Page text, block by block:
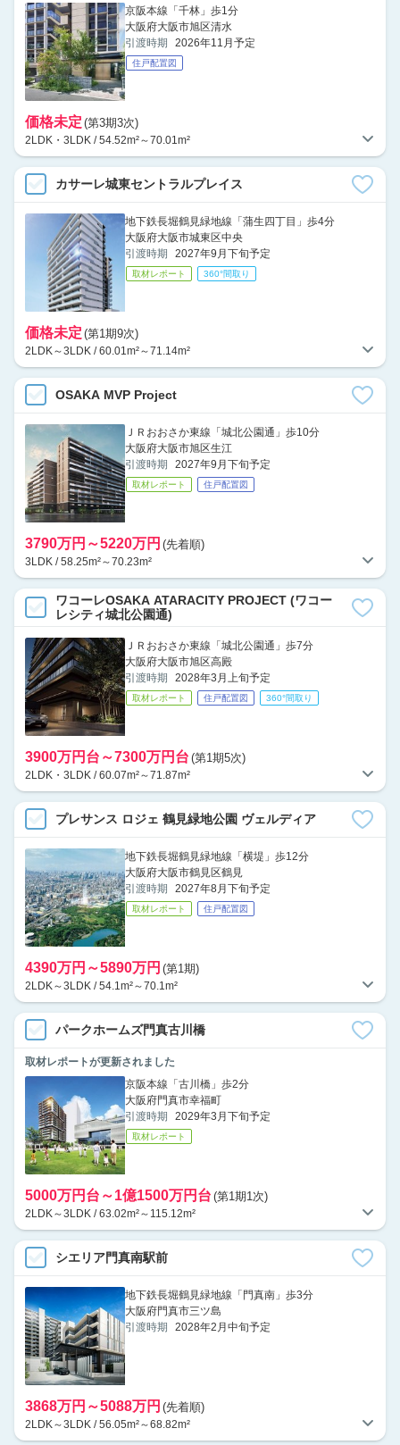
京阪本線「千林」歩1分
大阪府大阪市旭区清水
引渡時期
2026年11月予定
住戸配置図
価格未定 (第3期3次)
2LDK・3LDK / 54.52m²～70.01m²
カサーレ城東セントラルプレイス
地下鉄長堀鶴見緑地線「蒲生四丁目」歩4分
大阪府大阪市城東区中央
引渡時期
2027年9月下旬予定
取材レポート 360°間取り
価格未定 (第1期9次)
2LDK～3LDK / 60.01m²～71.14m²
OSAKA MVP Project
ＪＲおおさか東線「城北公園通」歩10分
大阪府大阪市旭区生江
引渡時期
2027年9月下旬予定
取材レポート 住戸配置図
3790万円～5220万円 (先着順)
3LDK / 58.25m²～70.23m²
ワコーレOSAKA ATARACITY PROJECT (ワコー
レシティ城北公園通)
ＪＲおおさか東線「城北公園通」歩7分
大阪府大阪市旭区高殿
引渡時期
2028年3月上旬予定
取材レポート 住戸配置図 360°間取り
3900万円台～7300万円台 (第1期5次)
2LDK・3LDK / 60.07m²～71.87m²
プレサンス ロジェ 鶴見緑地公園 ヴェルディア
地下鉄長堀鶴見緑地線「横堤」歩12分
大阪府大阪市鶴見区鶴見
引渡時期
2027年8月下旬予定
取材レポート 住戸配置図
4390万円～5890万円 (第1期)
2LDK～3LDK / 54.1m²～70.1m²
パークホームズ門真古川橋
取材レポートが更新されました
京阪本線「古川橋」歩2分
大阪府門真市幸福町
引渡時期
2029年3月下旬予定
取材レポート
5000万円台～1億1500万円台 (第1期1次)
2LDK～3LDK / 63.02m²～115.12m²
シエリア門真南駅前
地下鉄長堀鶴見緑地線「門真南」歩3分
大阪府門真市三ツ島
引渡時期
2028年2月中旬予定
3868万円～5088万円 (先着順)
2LDK～3LDK / 56.05m²～68.82m²